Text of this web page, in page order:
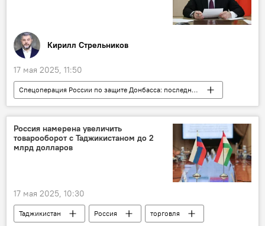
Кирилл Стрельников
17 мая 2025, 11:50
Спецоперация России по защите Донбасса: последние новости
Колумнисты
Аналитика
Политика
Россия
Украина
Россия намерена увеличить
товарооборот с Таджикистаном до 2
млрд долларов
17 мая 2025, 10:30
Таджикистан Россия
торговля